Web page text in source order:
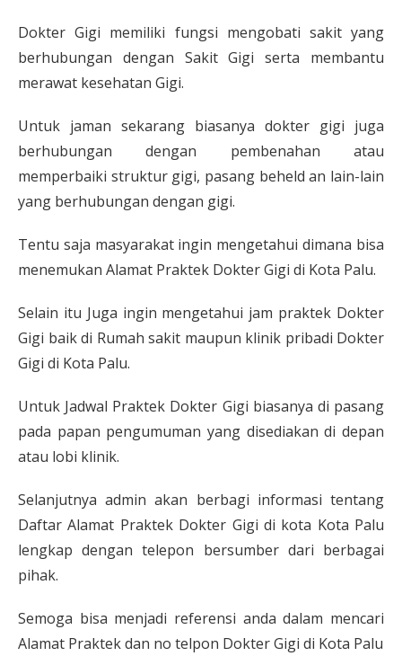
Dokter Gigi memiliki fungsi mengobati sakit yang
berhubungan dengan Sakit Gigi serta membantu
merawat kesehatan Gigi.
Untuk jaman sekarang biasanya dokter gigi juga
berhubungan dengan pembenahan atau
memperbaiki struktur gigi, pasang beheld an lain-lain
yang berhubungan dengan gigi.
Tentu saja masyarakat ingin mengetahui dimana bisa
menemukan Alamat Praktek Dokter Gigi di Kota Palu.
Selain itu Juga ingin mengetahui jam praktek Dokter
Gigi baik di Rumah sakit maupun klinik pribadi Dokter
Gigi di Kota Palu.
Untuk Jadwal Praktek Dokter Gigi biasanya di pasang
pada papan pengumuman yang disediakan di depan
atau lobi klinik.
Selanjutnya admin akan berbagi informasi tentang
Daftar Alamat Praktek Dokter Gigi di kota Kota Palu
lengkap dengan telepon bersumber dari berbagai
pihak.
Semoga bisa menjadi referensi anda dalam mencari
Alamat Praktek dan no telpon Dokter Gigi di Kota Palu